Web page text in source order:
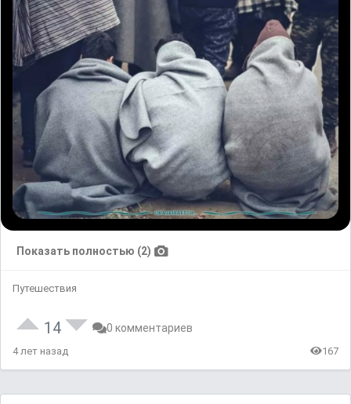
Показать полностью (2)
Путешествия
14 0 комментариев
4 лет назад 167